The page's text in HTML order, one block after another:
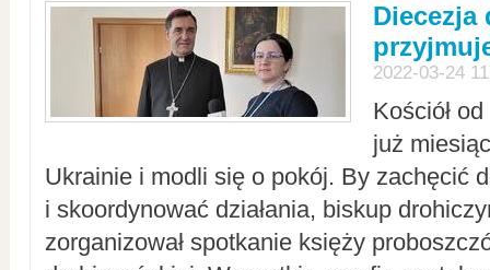
Diecezja
2022-03-24
Kościół
już
Ukrainie i modli się o pokój. By zachęcić
i skoordynować działania, biskup
zorganizował spotkanie księży